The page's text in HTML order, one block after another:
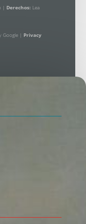
| Derechos: Lea
Google | Privacy